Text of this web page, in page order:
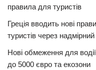
правила для туристів
Греція вводить нові
туристів через
Нові обмеження для
до 5000 євро та екозони